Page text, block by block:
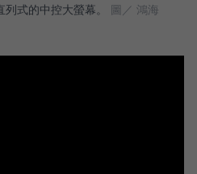
式的中控大螢幕。 圖／ 鴻海